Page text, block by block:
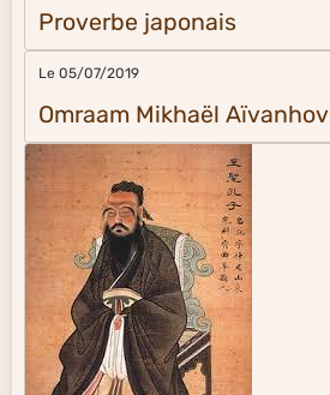
Proverbe japonais
Le 05/07/2019
Omraam Mikhaël Aïvanhov